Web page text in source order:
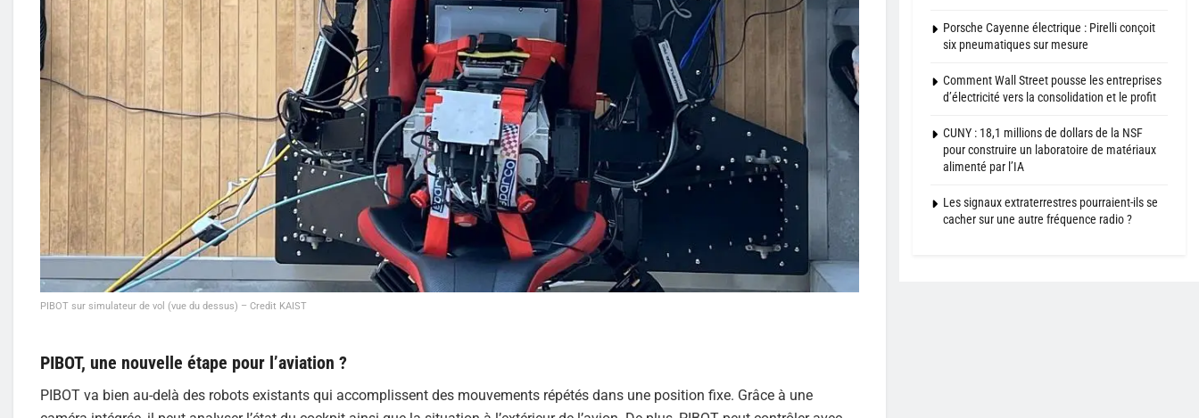
PIBOT sur simulateur de vol (vue du dessus) – Credit KAIST
PIBOT, une nouvelle étape pour l’aviation ?
PIBOT va bien au-delà des robots existants qui accomplissent des mouvements répétés dans une position fixe. Grâce à une
Porsche Cayenne électrique : Pirelli conçoit
six pneumatiques sur mesure
Comment Wall Street pousse les entreprises
d’électricité vers la consolidation et le profit
CUNY : 18,1 millions de dollars de la NSF
pour construire un laboratoire de matériaux
alimenté par l’IA
Les signaux extraterrestres pourraient-ils se
cacher sur une autre fréquence radio ?